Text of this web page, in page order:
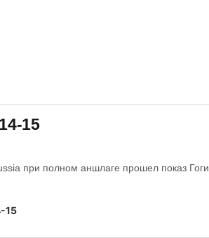
15
при полном аншлаге прошел показ Гоги